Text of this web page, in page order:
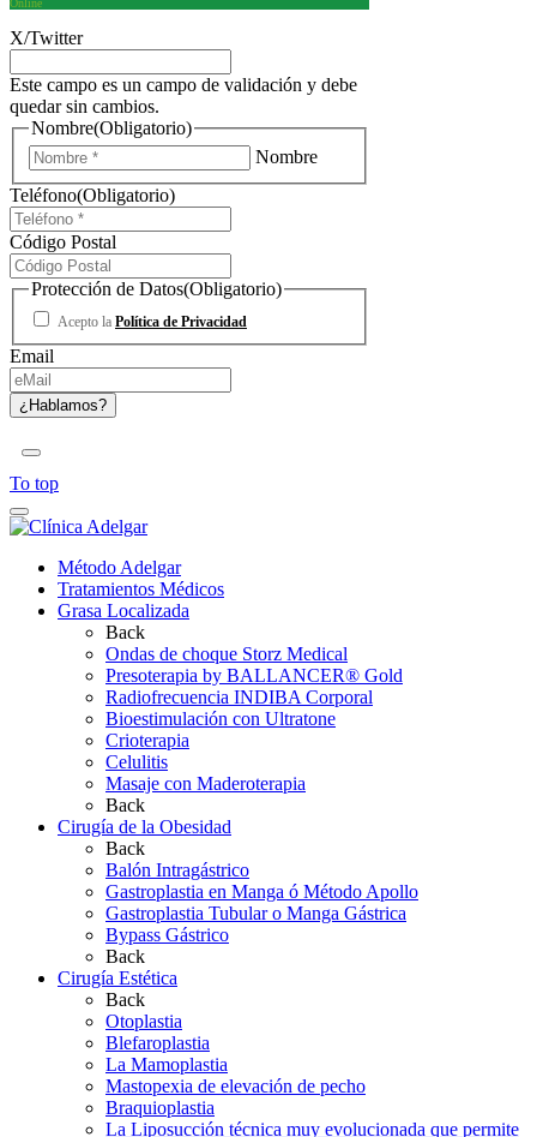
X/Twitter
Este campo es un campo de validación y debe
quedar sin cambios.
Nombre(Obligatorio)
Nombre
Teléfono(Obligatorio)
Código Postal
Protección de Datos(Obligatorio)
Acepto la Política de Privacidad
Email
To top
Método Adelgar
Tratamientos Médicos
Grasa Localizada
Back
Ondas de choque Storz Medical
Presoterapia by BALLANCER® Gold
Radiofrecuencia INDIBA Corporal
Bioestimulación con Ultratone
Crioterapia
Celulitis
Masaje con Maderoterapia
Back
Cirugía de la Obesidad
Back
Balón Intragástrico
Gastroplastia en Manga ó Método Apollo
Gastroplastia Tubular o Manga Gástrica
Bypass Gástrico
Back
Cirugía Estética
Back
Otoplastia
Blefaroplastia
La Mamoplastia
Mastopexia de elevación de pecho
Braquioplastia
La Liposucción técnica muy evolucionada que permite